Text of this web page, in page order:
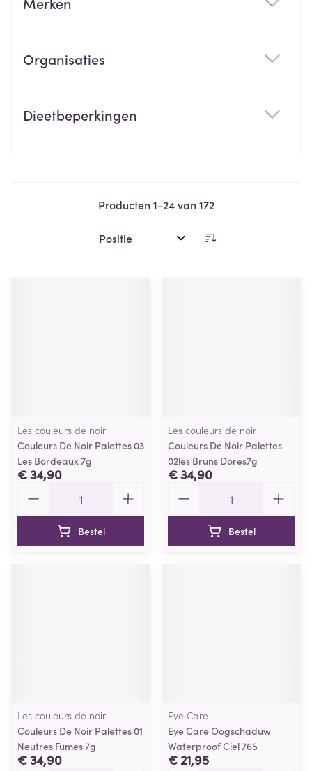
Organisaties
Dieetbeperkingen
Producten1-24van172
Sorteer op:
Les couleurs de noir
Couleurs De Noir Palettes 03
Les Bordeaux 7g
€ 34,90
Bestel
Les couleurs de noir
Couleurs De Noir Palettes
02les Bruns Dores7g
€ 34,90
Bestel
Les couleurs de noir
Couleurs De Noir Palettes 01
Neutres Fumes 7g
€ 34,90
Eye Care
Eye Care Oogschaduw
Waterproof Ciel 765
€ 21,95